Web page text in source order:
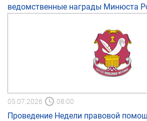
ведомственные награды Минюста
05.07.2026 08:00
Проведение Недели правовой